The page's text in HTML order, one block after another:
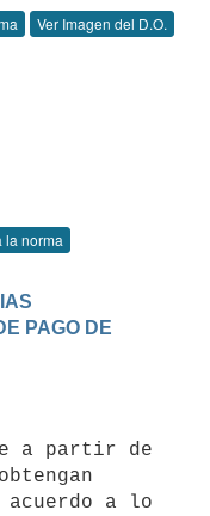
Ver Imagen del D.O.
la norma
PAGO DE
a lo